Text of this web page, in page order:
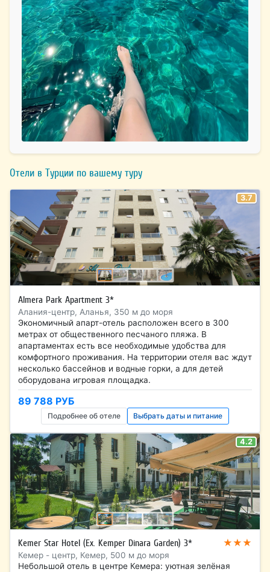
Отели в Турции по вашему туру
3.7
Almera Park Apartment 3*
Алания-центр, Аланья, 350 м до моря
Экономичный апарт-отель расположен всего в 300
метрах от общественного песчаного пляжа. В
апартаментах есть все необходимые удобства для
комфортного проживания. На территории отеля вас ждут
несколько бассейнов и водные горки, а для детей
оборудована игровая площадка.
89 788 РУБ
Подробнее об отеле Выбрать даты и питание
4.2
Kemer Star Hotel (Ex. Kemper Dinara Garden) 3* ★★★
Кемер - центр, Кемер, 500 м до моря
Небольшой отель в центре Кемера: уютная зелёная